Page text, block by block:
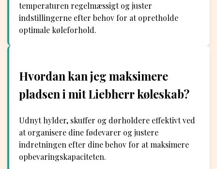
temperaturen regelmæssigt og juster
indstillingerne efter behov for at opretholde
optimale køleforhold.
Hvordan kan jeg maksimere
pladsen i mit Liebherr køleskab?
Udnyt hylder, skuffer og dørholdere effektivt ved
at organisere dine fødevarer og justere
indretningen efter dine behov for at maksimere
opbevaringskapaciteten.